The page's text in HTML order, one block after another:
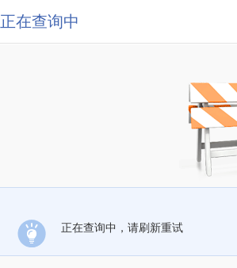
正在查询中
正在查询中，请刷新重试